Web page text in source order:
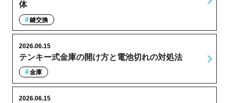
体
鍵交換
テンキー式金庫の開け方と電池切れの対処法
2026.06.15
金庫
2026.06.15